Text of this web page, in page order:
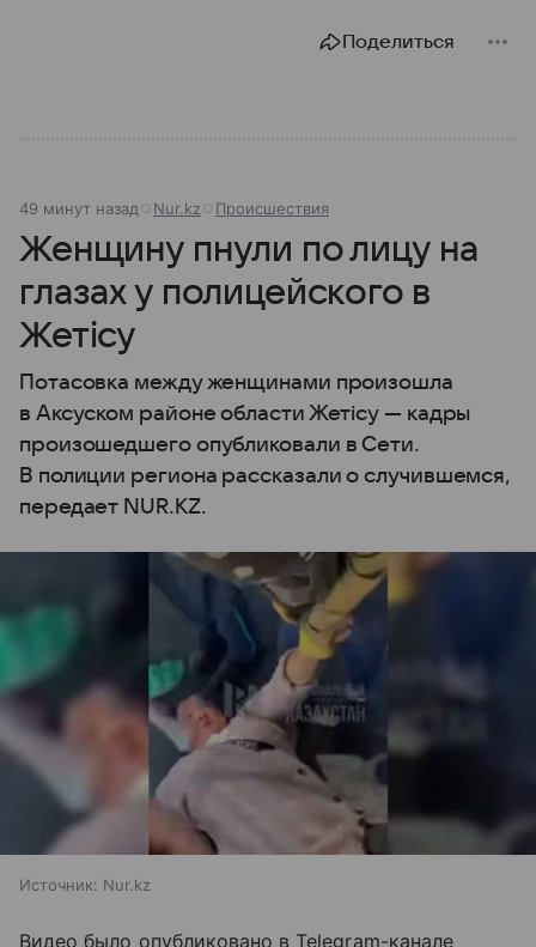
Поделиться
49 минут назад Nur.kz Происшествия
Женщину пнули по лицу на
глазах у полицейского в
Жетiсу
Потасовка между женщинами произошла
в Аксуском районе области Жетiсу — кадры
произошедшего опубликовали в Сети.
В полиции региона рассказали о случившемся,
передает NUR.KZ.
Источник: Nur.kz
Видео было опубликовано в Telegram-канале